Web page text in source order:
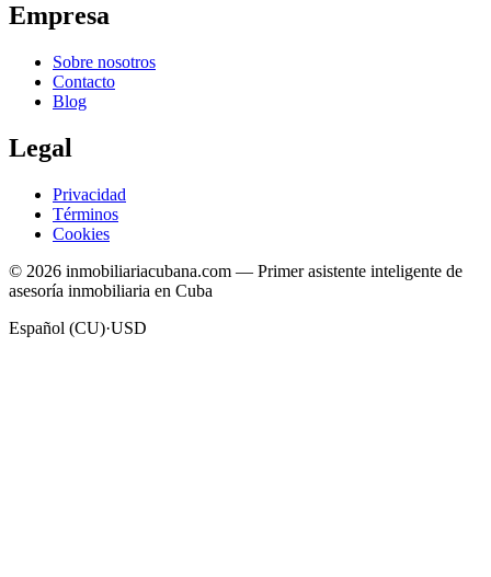
Empresa
Sobre nosotros
Contacto
Blog
Legal
Privacidad
Términos
Cookies
© 2026 inmobiliariacubana.com — Primer asistente inteligente de
asesoría inmobiliaria en Cuba
Español (CU)·USD